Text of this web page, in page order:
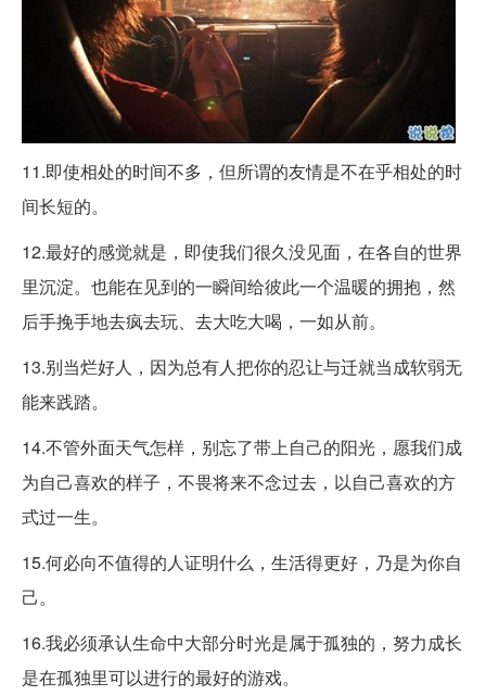
11.即使相处的时间不多，但所谓的友情是不在乎相处的时
间长短的。
12.最好的感觉就是，即使我们很久没见面，在各自的世界
里沉淀。也能在见到的一瞬间给彼此一个温暖的拥抱，然
后手挽手地去疯去玩、去大吃大喝，一如从前。
13.别当烂好人，因为总有人把你的忍让与迁就当成软弱无
能来践踏。
14.不管外面天气怎样，别忘了带上自己的阳光，愿我们成
为自己喜欢的样子，不畏将来不念过去，以自己喜欢的方
式过一生。
15.何必向不值得的人证明什么，生活得更好，乃是为你自
己。
16.我必须承认生命中大部分时光是属于孤独的，努力成长
是在孤独里可以进行的最好的游戏。